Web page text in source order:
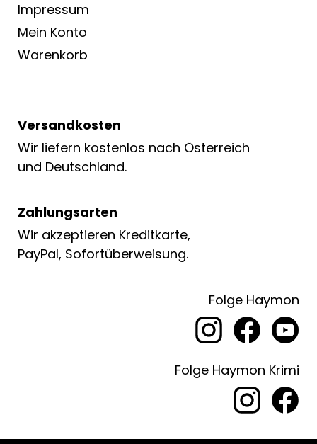
Impressum
Mein Konto
Warenkorb
Versandkosten
Wir liefern kostenlos nach Österreich
und Deutschland.
Zahlungsarten
Wir akzeptieren Kreditkarte,
PayPal, Sofortüberweisung.
Folge Haymon
Folge Haymon Krimi